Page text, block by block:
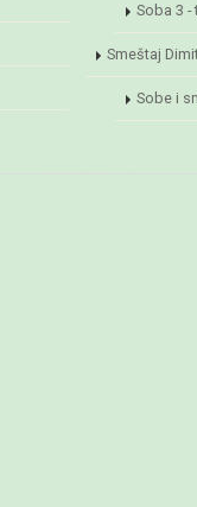
Soba 3
Smeštaj
Sobe i